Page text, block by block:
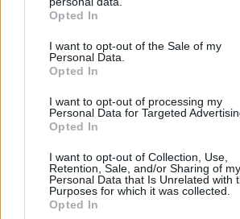
grant or deny consent to Google and its
use your data for below specified
consent section.
Opted In
I want to opt-out of the Sale of my
Personal Data.
Opted In
I want to opt-out of processing my
Personal Data for Targeted
Opted In
I want to opt-out of Collection, Use,
Retention, Sale, and/or Sharing of my
Personal Data that Is Unrelated with
Purposes for which it was collected.
Opted In
Με Πέισερς στον πρώτο γύρο
πάγκο των Μάτζικ (βίντεο)
Μεταμορφώθηκαν και έδωσαν
αφωνίας στο πάρτι ένωσης του
βίντεο
Ακολουθήστε τοprotothema.gr στο
και μάθετε πρώτοι όλες τις ειδήσεις